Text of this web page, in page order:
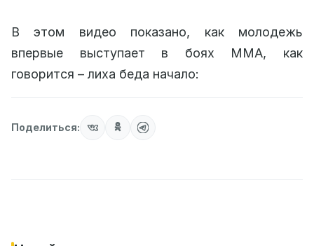
В этом видео показано, как молодежь
впервые выступает в боях MMA, как
говорится – лиха беда начало:
Поделиться: